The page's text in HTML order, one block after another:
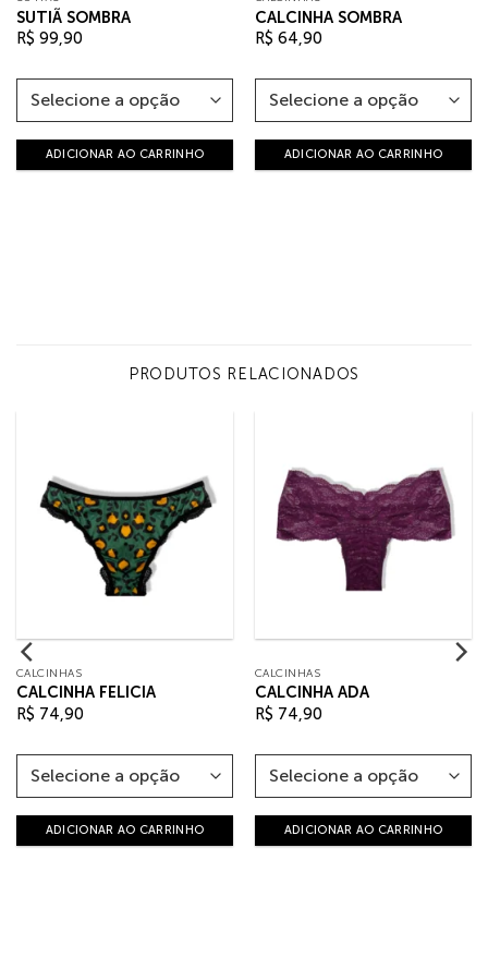
SUTIÃ SOMBRA
R$ 99,90
ADICIONAR AO CARRINHO
CALCINHA SOMBRA
R$ 64,90
ADICIONAR AO CARRINHO
PRODUTOS RELACIONADOS
CALCINHAS
CALCINHA FELICIA
R$ 74,90
ADICIONAR AO CARRINHO
CALCINHAS
CALCINHA ADA
R$ 74,90
ADICIONAR AO CARRINHO